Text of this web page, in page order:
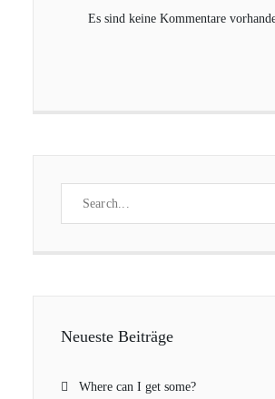
Es sind keine Kommentare
Neueste Beiträge
Where can I get some?